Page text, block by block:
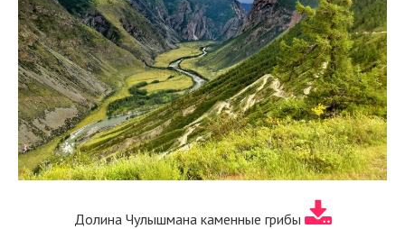
Долина Чулышмана каменные грибы